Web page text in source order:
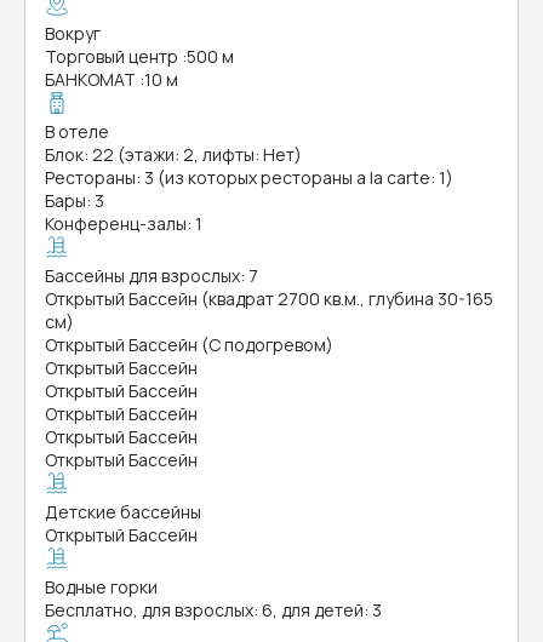
Вокруг
Торговый центр :500 м
БАНКОМАТ :10 м
В отеле
Блок: 22 (этажи: 2, лифты: Нет)
Рестораны: 3 (из которых рестораны a la carte: 1)
Бары: 3
Конференц-залы: 1
Бассейны для взрослых: 7
Открытый Бассейн (квадрат 2700 кв.м., глубина 30-165
см)
Открытый Бассейн (С подогревом)
Открытый Бассейн
Открытый Бассейн
Открытый Бассейн
Открытый Бассейн
Открытый Бассейн
Детские бассейны
Открытый Бассейн
Водные горки
Бесплатно, для взрослых: 6, для детей: 3